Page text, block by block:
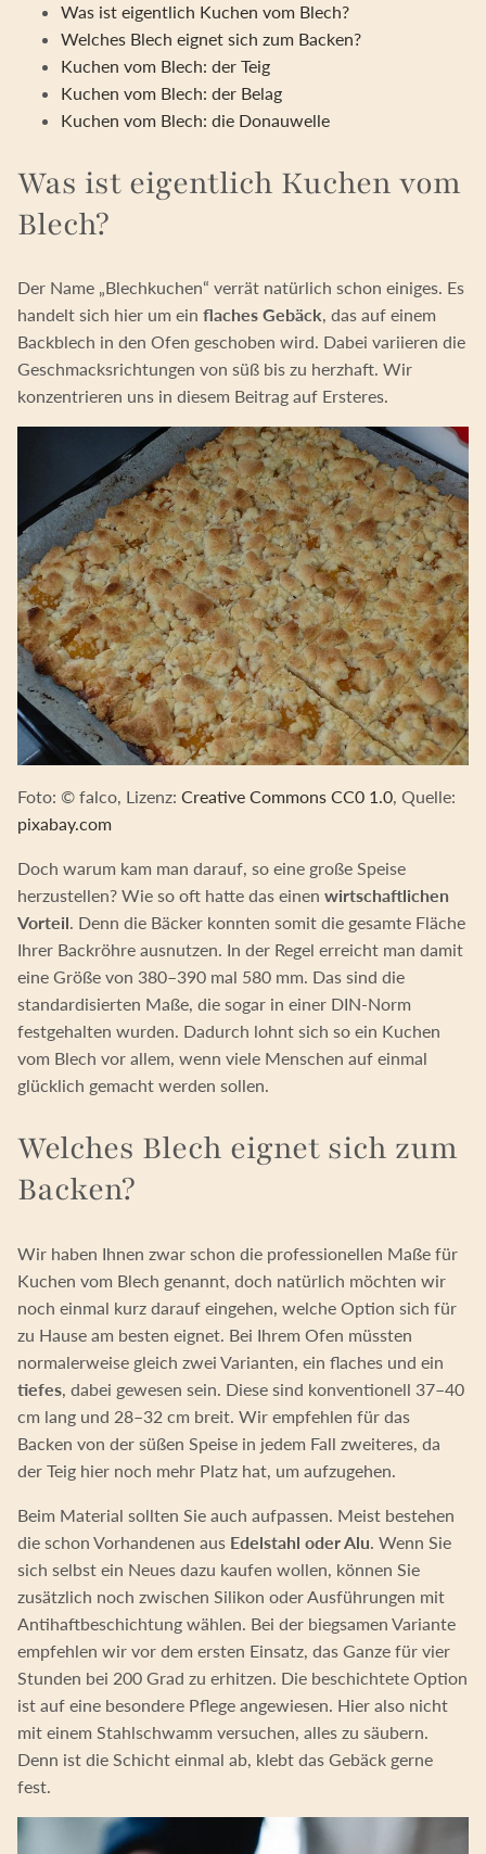
Was ist eigentlich Kuchen vom Blech?
Welches Blech eignet sich zum Backen?
Kuchen vom Blech: der Teig
Kuchen vom Blech: der Belag
Kuchen vom Blech: die Donauwelle
Was ist eigentlich Kuchen vom
Blech?
Der Name „Blechkuchen“ verrät natürlich schon einiges. Es
handelt sich hier um ein flaches Gebäck, das auf einem
Backblech in den Ofen geschoben wird. Dabei variieren die
Geschmacksrichtungen von süß bis zu herzhaft. Wir
konzentrieren uns in diesem Beitrag auf Ersteres.
Foto: © falco, Lizenz: Creative Commons CC0 1.0, Quelle:
pixabay.com
Doch warum kam man darauf, so eine große Speise
herzustellen? Wie so oft hatte das einen wirtschaftlichen
Vorteil. Denn die Bäcker konnten somit die gesamte Fläche
Ihrer Backröhre ausnutzen. In der Regel erreicht man damit
eine Größe von 380–390 mal 580 mm. Das sind die
standardisierten Maße, die sogar in einer DIN-Norm
festgehalten wurden. Dadurch lohnt sich so ein Kuchen
vom Blech vor allem, wenn viele Menschen auf einmal
glücklich gemacht werden sollen.
Welches Blech eignet sich zum
Backen?
Wir haben Ihnen zwar schon die professionellen Maße für
Kuchen vom Blech genannt, doch natürlich möchten wir
noch einmal kurz darauf eingehen, welche Option sich für
zu Hause am besten eignet. Bei Ihrem Ofen müssten
normalerweise gleich zwei Varianten, ein flaches und ein
tiefes , dabei gewesen sein. Diese sind konventionell 37–40
cm lang und 28–32 cm breit. Wir empfehlen für das
Backen von der süßen Speise in jedem Fall zweiteres, da
der Teig hier noch mehr Platz hat, um aufzugehen.
Beim Material sollten Sie auch aufpassen. Meist bestehen
die schon Vorhandenen aus Edelstahl oder Alu . Wenn Sie
sich selbst ein Neues dazu kaufen wollen, können Sie
zusätzlich noch zwischen Silikon oder Ausführungen mit
Antihaftbeschichtung wählen. Bei der biegsamen Variante
empfehlen wir vor dem ersten Einsatz, das Ganze für vier
Stunden bei 200 Grad zu erhitzen. Die beschichtete Option
ist auf eine besondere Pflege angewiesen. Hier also nicht
mit einem Stahlschwamm versuchen, alles zu säubern.
Denn ist die Schicht einmal ab, klebt das Gebäck gerne
fest.